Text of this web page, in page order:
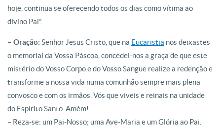
hoje, continua se oferecendo todos os dias como vítima ao
divino Pai”.
– Oração: Senhor Jesus Cristo, que na Eucaristia nos deixastes
o memorial da Vossa Páscoa, concedei-nos a graça de que este
mistério do Vosso Corpo e do Vosso Sangue realize a redenção e
transforme a nossa vida numa comunhão sempre mais plena
convosco e com os irmãos. Vós que viveis e reinais na unidade
do Espírito Santo. Amém!
– Reza-se: um Pai-Nosso; uma Ave-Maria e um Glória ao Pai.